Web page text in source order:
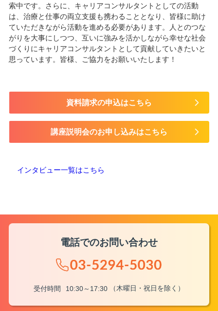
索中です。さらに、キャリアコンサルタントとしての活動
は、治療と仕事の両立支援も携わることとなり、皆様に助け
ていただきながら活動を進める必要があります。人とのつな
がりを大事にしつつ、互いに強みを活かしながら幸せな社会
づくりにキャリアコンサルタントとして貢献していきたいと
思っています。皆様、ご協力をお願いいたします！
資料請求の申込はこちら
講座説明会のお申し込みはこちら
インタビュー一覧はこちら
電話でのお問い合わせ
受付時間 10:30～17:30 （木曜日・祝日を除く）